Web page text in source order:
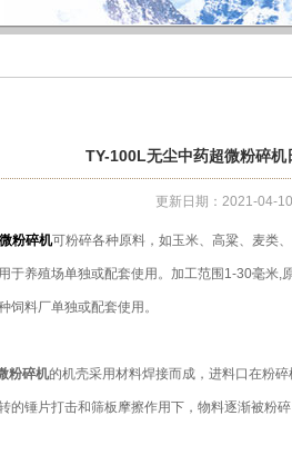
TY-100L无尘中药超微粉碎
更新日期：2021-04-10
粉碎机可粉碎各种原料，如玉米、高粱、麦类
于养殖场单独或配套使用。加工范围1-30毫米
饲料厂单独或配套使用。
粉碎机的机壳采用材料焊接而成，进料口在粉
的锤片打击和筛板摩擦作用下，物料逐渐被粉